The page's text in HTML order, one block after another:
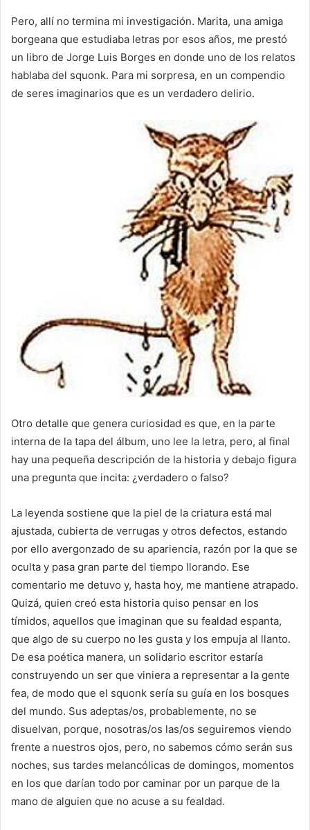
Pero, allí no termina mi investigación. Marita, una amiga
borgeana que estudiaba letras por esos años, me prestó
un libro de Jorge Luis Borges en donde uno de los relatos
hablaba del squonk. Para mi sorpresa, en un compendio
de seres imaginarios que es un verdadero delirio.
Otro detalle que genera curiosidad es que, en la parte
interna de la tapa del álbum, uno lee la letra, pero, al final
hay una pequeña descripción de la historia y debajo figura
una pregunta que incita: ¿verdadero o falso?
La leyenda sostiene que la piel de la criatura está mal
ajustada, cubierta de verrugas y otros defectos, estando
por ello avergonzado de su apariencia, razón por la que se
oculta y pasa gran parte del tiempo llorando. Ese
comentario me detuvo y, hasta hoy, me mantiene atrapado.
Quizá, quien creó esta historia quiso pensar en los
tímidos, aquellos que imaginan que su fealdad espanta,
que algo de su cuerpo no les gusta y los empuja al llanto.
De esa poética manera, un solidario escritor estaría
construyendo un ser que viniera a representar a la gente
fea, de modo que el squonk sería su guía en los bosques
del mundo. Sus adeptas/os, probablemente, no se
disuelvan, porque, nosotras/os las/os seguiremos viendo
frente a nuestros ojos, pero, no sabemos cómo serán sus
noches, sus tardes melancólicas de domingos, momentos
en los que darían todo por caminar por un parque de la
mano de alguien que no acuse a su fealdad.